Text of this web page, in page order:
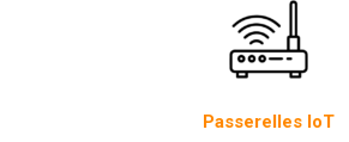
Passerelles IoT